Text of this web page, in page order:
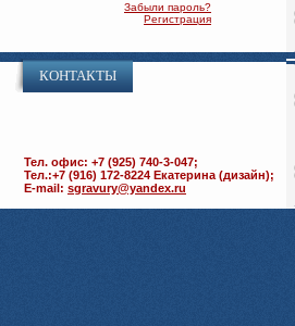
Забыли пароль?
Регистрация
КОНТАКТЫ
Тел. офис: +7 (925) 740-3-047;
Тел.:+7 (916) 172-8224 Екатерина (дизайн);
E-mail: sgravury@yandex.ru